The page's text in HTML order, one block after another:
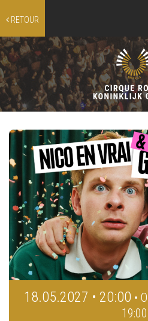
RETOUR
18.05.2027 • 20:00 •
19:00